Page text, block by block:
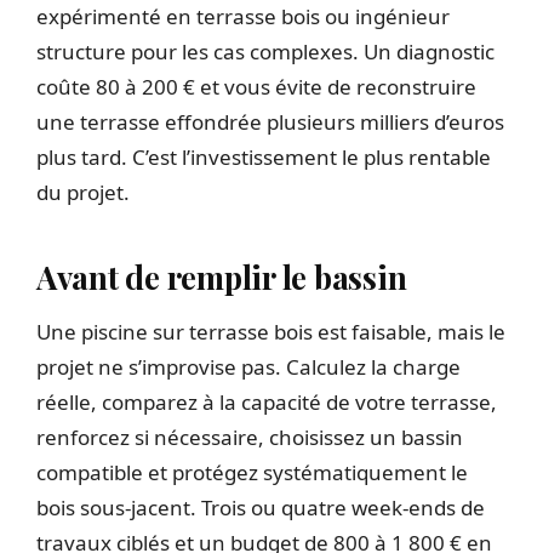
expérimenté en terrasse bois ou ingénieur
structure pour les cas complexes. Un diagnostic
coûte 80 à 200 € et vous évite de reconstruire
une terrasse effondrée plusieurs milliers d’euros
plus tard. C’est l’investissement le plus rentable
du projet.
Avant de remplir le bassin
Une piscine sur terrasse bois est faisable, mais le
projet ne s’improvise pas. Calculez la charge
réelle, comparez à la capacité de votre terrasse,
renforcez si nécessaire, choisissez un bassin
compatible et protégez systématiquement le
bois sous-jacent. Trois ou quatre week-ends de
travaux ciblés et un budget de 800 à 1 800 € en